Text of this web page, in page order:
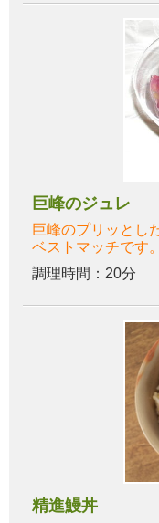
巨峰のジュレ
巨峰のプリッとし
ベストマッチです。
調理時間：20分
精進鰻丼